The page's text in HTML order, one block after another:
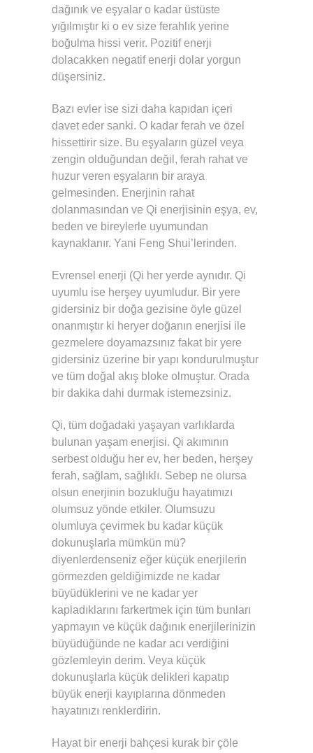
dağınık ve eşyalar o kadar üstüste
yığılmıştır ki o ev size ferahlık yerine
boğulma hissi verir. Pozitif enerji
dolacakken negatif enerji dolar yorgun
düşersiniz.
Bazı evler ise sizi daha kapıdan içeri
davet eder sanki. O kadar ferah ve özel
hissettirir size. Bu eşyaların güzel veya
zengin olduğundan değil, ferah rahat ve
huzur veren eşyaların bir araya
gelmesinden. Enerjinin rahat
dolanmasından ve Qi enerjisinin eşya, ev,
beden ve bireylerle uyumundan
kaynaklanır. Yani Feng Shui’lerinden.
Evrensel enerji (Qi her yerde aynıdır. Qi
uyumlu ise herşey uyumludur. Bir yere
gidersiniz bir doğa gezisine öyle güzel
onanmıştır ki heryer doğanın enerjisi ile
gezmelere doyamazsınız fakat bir yere
gidersiniz üzerine bir yapı kondurulmuştur
ve tüm doğal akış bloke olmuştur. Orada
bir dakika dahi durmak istemezsiniz.
Qi, tüm doğadaki yaşayan varlıklarda
bulunan yaşam enerjisi. Qi akımının
serbest olduğu her ev, her beden, herşey
ferah, sağlam, sağlıklı. Sebep ne olursa
olsun enerjinin bozukluğu hayatımızı
olumsuz yönde etkiler. Olumsuzu
olumluya çevirmek bu kadar küçük
dokunuşlarla mümkün mü?
diyenlerdenseniz eğer küçük enerjilerin
görmezden geldiğimizde ne kadar
büyüdüklerini ve ne kadar yer
kapladıklarını farkertmek için tüm bunları
yapmayın ve küçük dağınık enerjilerinizin
büyüdüğünde ne kadar acı verdiğini
gözlemleyin derim. Veya küçük
dokunuşlarla küçük delikleri kapatıp
büyük enerji kayıplarına dönmeden
hayatınızı renklerdirin.
Hayat bir enerji bahçesi kurak bir çöle